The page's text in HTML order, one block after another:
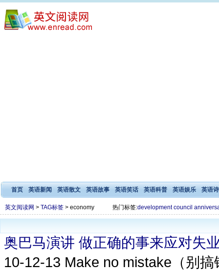
首页 英语新闻 英语散文 英语故事 英语笑话 英语科普 英语娱乐 英语
英文阅读网 > TAG标签 > economy 热门标签:development council
奥巴马演讲 做正确的事来应对失
10-12-13 Make no mistake（别